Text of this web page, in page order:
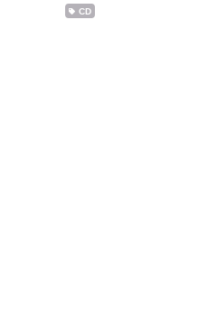
CD